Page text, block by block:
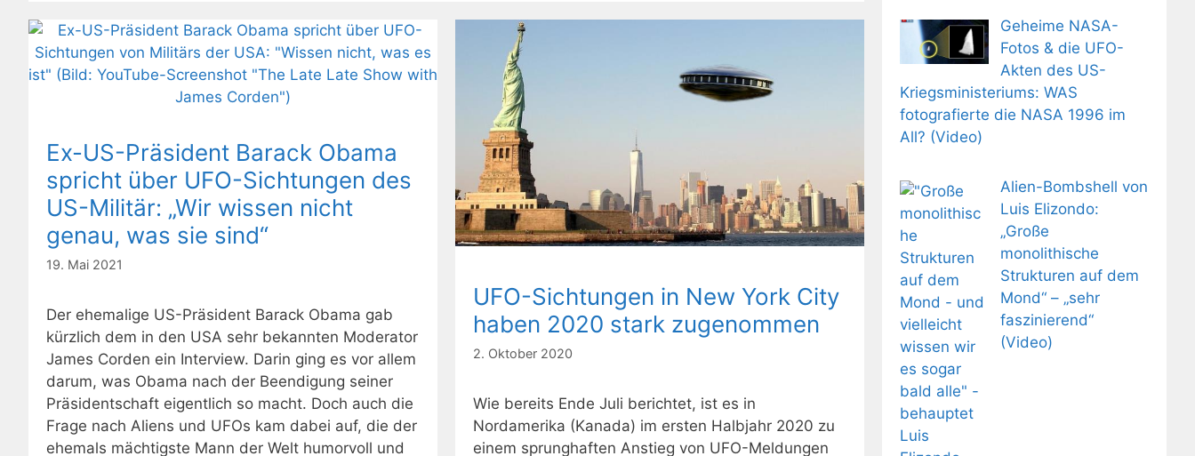
Ex-US-Präsident Barack Obama
spricht über UFO-Sichtungen des
US-Militär: „Wir wissen nicht
genau, was sie sind“
19. Mai 2021
Der ehemalige US-Präsident Barack Obama gab
kürzlich dem in den USA sehr bekannten Moderator
James Corden ein Interview. Darin ging es vor allem
darum, was Obama nach der Beendigung seiner
Präsidentschaft eigentlich so macht. Doch auch die
Frage nach Aliens und UFOs kam dabei auf, die der
ehemals mächtigste Mann der Welt humorvoll und
UFO-Sichtungen in New York City
haben 2020 stark zugenommen
2. Oktober 2020
Wie bereits Ende Juli berichtet, ist es in
Nordamerika (Kanada) im ersten Halbjahr 2020 zu
einem sprunghaften Anstieg von UFO-Meldungen
Geheime NASA-
Fotos & die UFO-
Akten des US-
Kriegsministeriums: WAS
fotografierte die NASA 1996 im
All? (Video)
Alien-Bombshell von
Luis Elizondo:
„Große
monolithische
Strukturen auf dem
Mond“ – „sehr
faszinierend“
(Video)